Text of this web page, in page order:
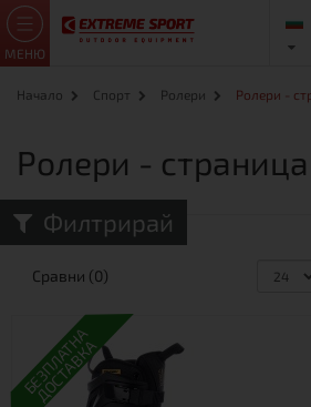
МЕНЮ
Начало Спорт Ролери Ролери -
Филтрирай
Ролери -
Сравни (0)
БЕЗПЛАТНА
ДОСТАВКА